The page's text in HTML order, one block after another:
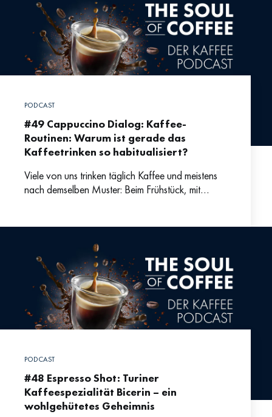
PODCAST
#49 Cappuccino Dialog: Kaffee-
Routinen: Warum ist gerade das
Kaffeetrinken so habitualisiert?
Viele von uns trinken täglich Kaffee und meistens
nach demselben Muster: Beim Frühstück, mit
PODCAST
#48 Espresso Shot: Turiner
Kaffeespezialität Bicerin – ein
wohlgehütetes Geheimnis